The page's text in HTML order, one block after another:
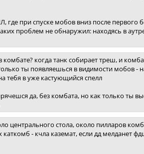
где при спуске мобов вниз после первого
проблем не обнаружил: находясь в
когда танк собирает треш, и
ты появляешься в видимости мобов -
тебя в уже кастующийся спелл
да, без комбата, но как только ты
центрального стола, около пилларов
- кчла каземат, если дд мелданет